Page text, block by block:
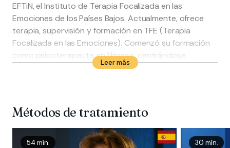
EFTiN, el Instituto de Terapia Focalizada en las
Emociones de los Países Bajos. Actualmente, ofrece
terapia, supervisión y formación en TFE (Terapia
Focalizada en las Emociones). Comenzó su formación
como psicoterapeuta en Nimega, centrándose
inicialmente en el enfoque psicoanalítico. Después de
psicoterapia centrada en el cliente. Se especializó en el
trabajo experiencial y de proceso, en particular en
Focusing y en la Terapia Focalizada en las Emociones
(TFE) para individuos.
Leer más
Métodos de tratamiento
54 mín. 30 mín.